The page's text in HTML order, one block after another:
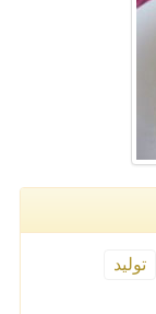
تولید